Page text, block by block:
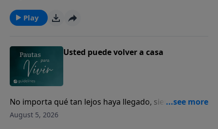
Play
Usted puede volver a casa
No importa qué tan lejos haya llegado, siempre
puede volver a casa con Dios.
August 5, 2026